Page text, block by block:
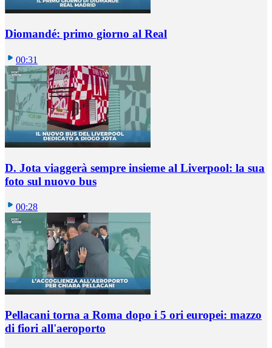
Diomandé: primo giorno al Real
00:31
D. Jota viaggerà sempre insieme al Liverpool: la sua
foto sul nuovo bus
00:28
Pellacani torna a Roma dopo i 5 ori europei: mazzo
di fiori all'aeroporto